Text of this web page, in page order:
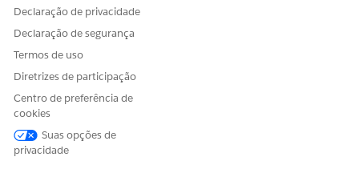
PERMISSÕES NECESSÁRIAS DO USUÁRIO
Gerenciamento de cuidados
integrado:
Para permitir que seus usuários associem planos de cuidados
a visitas domiciliares, conclua a configuração do
Gerenciamento de cuidados integrado. Para obter instruções
Declaração de privacidade
Declaração de segurança
Termos de uso
Diretrizes de participação
Centro de preferência de
cookies
Suas opções de
privacidade